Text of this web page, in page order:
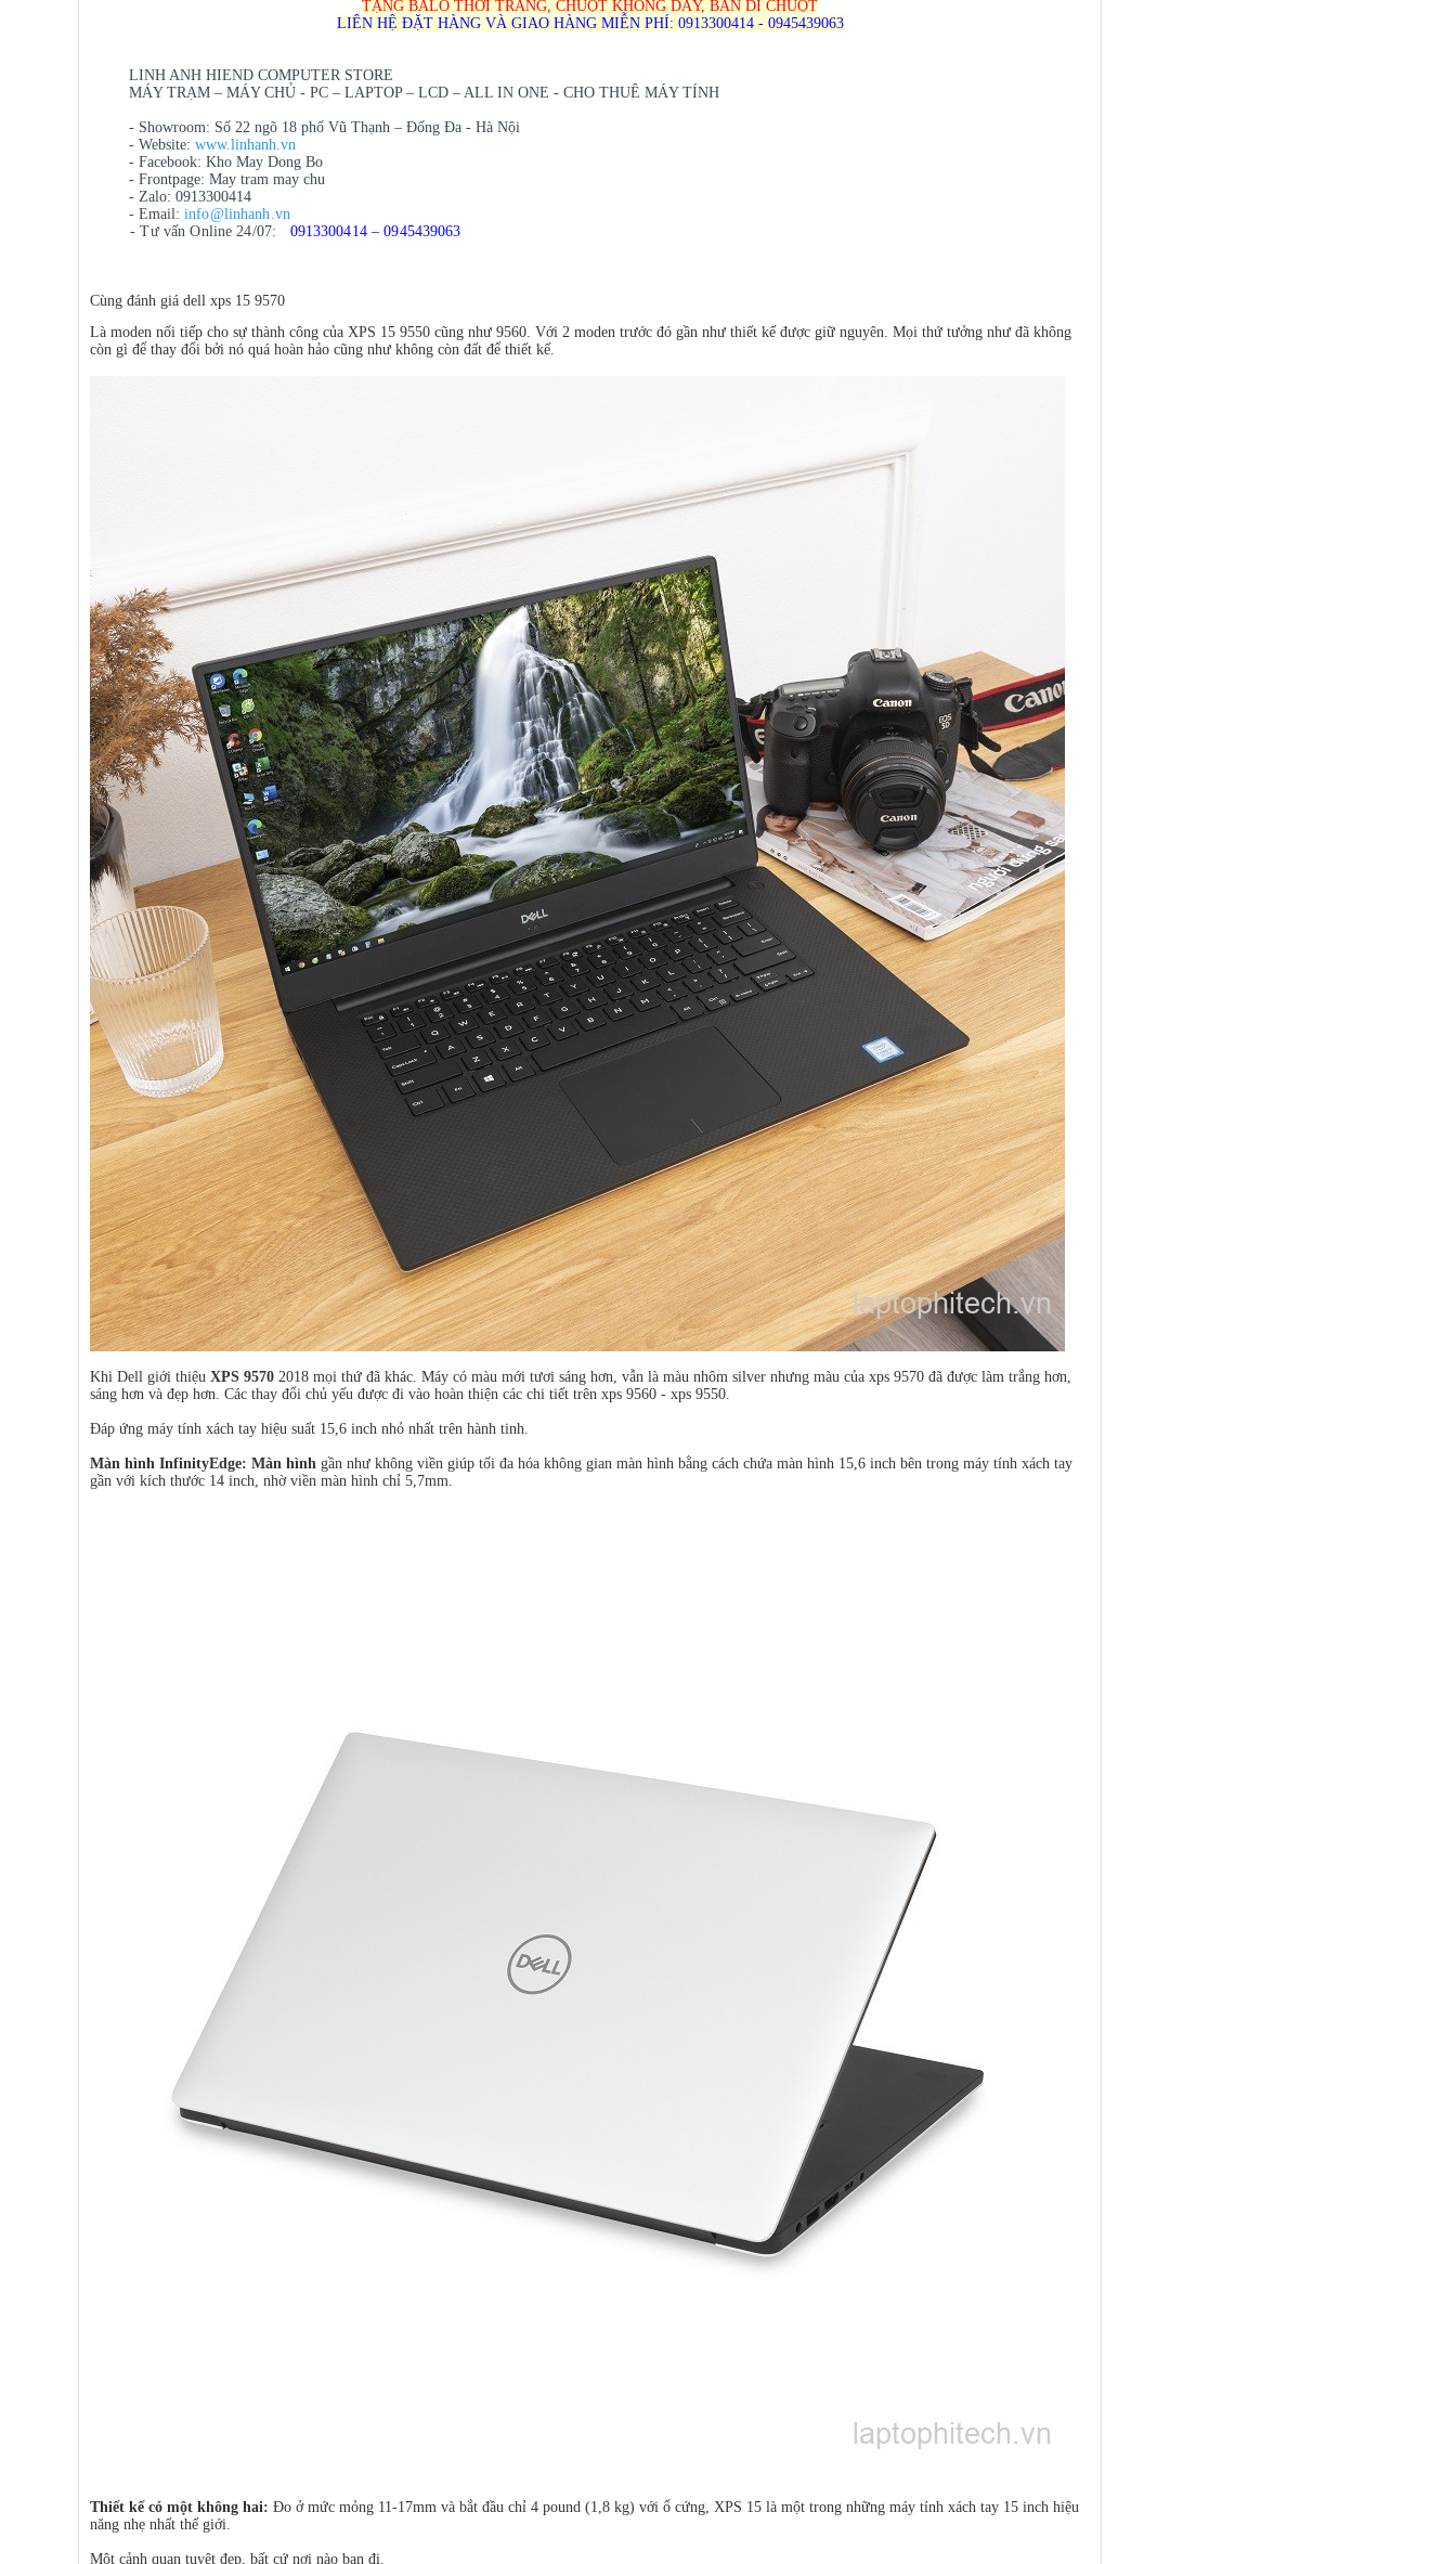
TẶNG BALO THỜI TRANG, CHUỘT KHÔNG DÂY, BÀN DI CHUỘT
LIÊN HỆ ĐẶT HÀNG VÀ GIAO HÀNG MIỄN PHÍ: 0913300414 - 0945439063
LINH ANH HIEND COMPUTER STORE
MÁY TRẠM – MÁY CHỦ - PC – LAPTOP – LCD – ALL IN ONE - CHO THUÊ MÁY TÍNH
- Showroom: Số 22 ngõ 18 phố Vũ Thạnh – Đống Đa - Hà Nội
- Website: www.linhanh.vn
- Facebook: Kho May Dong Bo
- Frontpage: May tram may chu
- Zalo: 0913300414
- Email: info@linhanh.vn
- Tư vấn Online 24/07: 0913300414 – 0945439063
Cùng đánh giá dell xps 15 9570
Là moden nối tiếp cho sự thành công của XPS 15 9550 cũng như 9560. Với 2 moden trước đó gần như thiết kế được giữ nguyên. Mọi thứ tưởng như đã không
còn gì để thay đổi bởi nó quá hoàn hảo cũng như không còn đất để thiết kế.
Khi Dell giới thiệu XPS 9570 2018 mọi thứ đã khác. Máy có màu mới tươi sáng hơn, vẫn là màu nhôm silver nhưng màu của xps 9570 đã được làm trắng hơn,
sáng hơn và đẹp hơn. Các thay đổi chủ yếu được đi vào hoàn thiện các chi tiết trên xps 9560 - xps 9550.
Đáp ứng máy tính xách tay hiệu suất 15,6 inch nhỏ nhất trên hành tinh.
Màn hình InfinityEdge: Màn hình gần như không viền giúp tối đa hóa không gian màn hình bằng cách chứa màn hình 15,6 inch bên trong máy tính xách tay
gần với kích thước 14 inch, nhờ viền màn hình chỉ 5,7mm.
Thiết kế có một không hai: Đo ở mức mỏng 11-17mm và bắt đầu chỉ 4 pound (1,8 kg) với ổ cứng, XPS 15 là một trong những máy tính xách tay 15 inch hiệu
năng nhẹ nhất thế giới.
Một cảnh quan tuyệt đẹp, bất cứ nơi nào bạn đi.